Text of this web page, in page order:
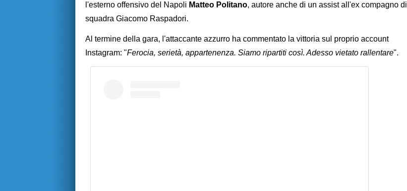
l'esterno offensivo del Napoli Matteo Politano, autore anche di un assist all'ex compagno di
squadra Giacomo Raspadori.
Al termine della gara, l'attaccante azzurro ha commentato la vittoria sul proprio account
Instagram: "Ferocia, serietà, appartenenza. Siamo ripartiti così. Adesso vietato rallentare".